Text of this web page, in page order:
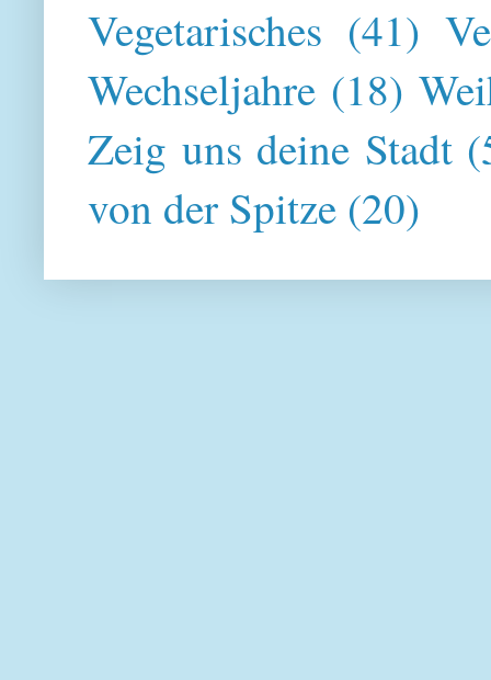
Vegetarisches (41)
Wechseljahre (18)
Zeig uns deine Stadt
von der Spitze (20)